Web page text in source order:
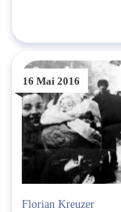
16 Mai 2016
Florian Kreuzer